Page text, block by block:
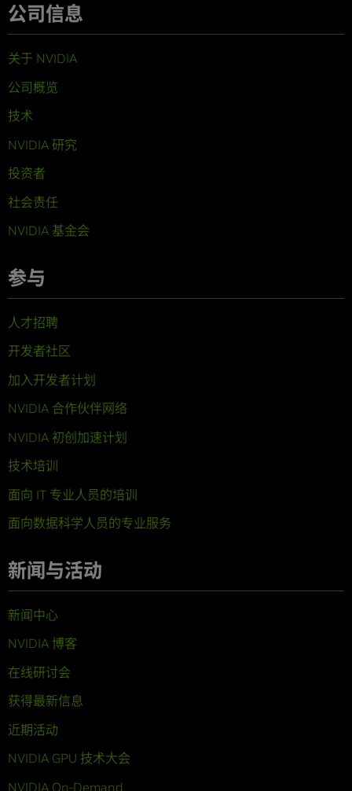
公司信息
关于 NVIDIA
公司概览
技术
NVIDIA 研究
投资者
社会责任
NVIDIA 基金会
参与
人才招聘
开发者社区
加入开发者计划
NVIDIA 合作伙伴网络
NVIDIA 初创加速计划
技术培训
面向 IT 专业人员的培训
面向数据科学人员的专业服务
新闻与活动
新闻中心
NVIDIA 博客
在线研讨会
获得最新信息
近期活动
NVIDIA GPU 技术大会
NVIDIA On-Demand